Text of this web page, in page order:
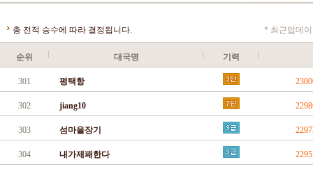
총 전적 승수에 따라 결정됩니다. * 최근업데이
순위 대국명 기력
301 평택항
302 jiang10
303 섬마을장기
304 내가제패한다